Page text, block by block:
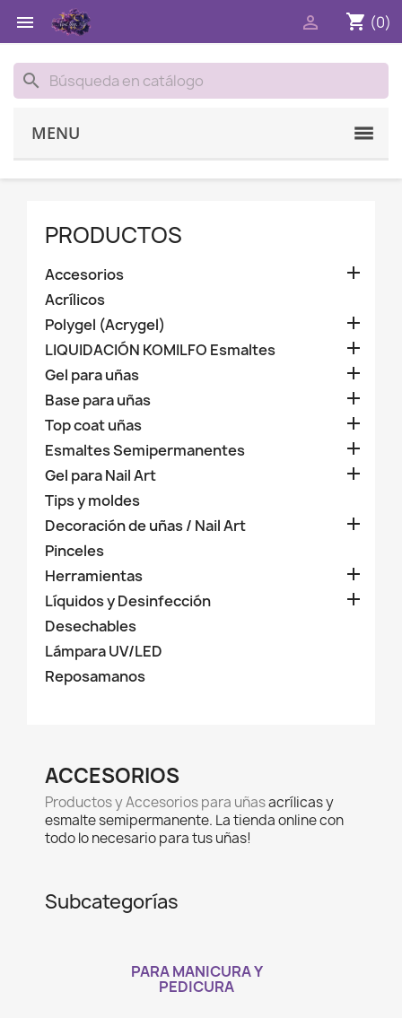
 shopping_cart (0)

search
MENU
PRODUCTOS
Accesorios 
Acrílicos
Polygel (Acrygel)

LIQUIDACIÓN KOMILFO Esmaltes 
Gel para uñas 
Base para uñas 
Top coat uñas 
Esmaltes Semipermanentes 
Gel para Nail Art 
Tips y moldes
Decoración de uñas / Nail Art

Pinceles
Herramientas

Líquidos y Desinfección 
Desechables
Lámpara UV/LED
Reposamanos
ACCESORIOS
Productos y Accesorios para uñasacrílicas y
esmalte semipermanente. La tienda online con
todo lo necesario para tus uñas!
Subcategorías
PARA MANICURA Y
PEDICURA